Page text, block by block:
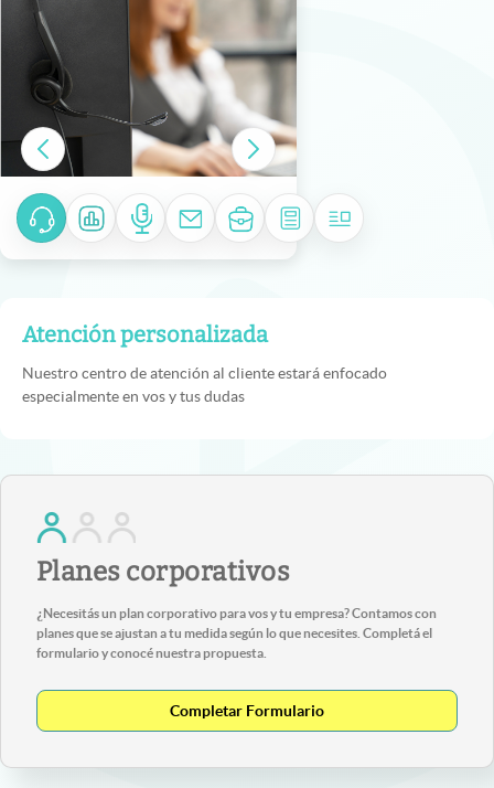
Atención personalizada
Nuestro centro de atención al cliente estará enfocado
especialmente en vos y tus dudas
Planes corporativos
¿Necesitás un plan corporativo para vos y tu empresa? Contamos con
planes que se ajustan a tu medida según lo que necesites. Completá el
formulario y conocé nuestra propuesta.
Completar Formulario